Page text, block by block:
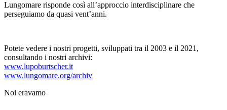
Lungomare risponde così all’approccio interdisciplinare che
perseguiamo da quasi vent’anni.
Potete vedere i nostri progetti, sviluppati tra il 2003 e il 2021,
consultando i nostri archivi:
www.lupoburtscher.it
www.lungomare.org/archiv
Noi eravamo